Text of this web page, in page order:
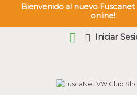
Bienvenido al nuevo Fuscanet
online!
Iniciar